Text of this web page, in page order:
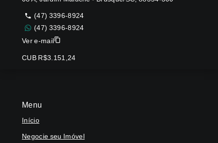
Menu
Início
Negocie seu Imóvel
(47) 3396-8924
(47) 3396-8924
Ver e-mail
CUB R$3.151,24